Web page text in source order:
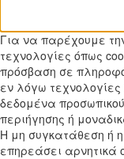
Για να παρέχουμε
τεχνολογίες όπως
πρόσβαση σε
εν λόγω
δεδομένα
περιήγησης ή
Η μη συγκατάθεση ή
επηρεάσει αρνητικά